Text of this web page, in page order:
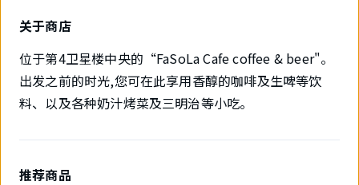
关于商店
位于第4卫星楼中央的“FaSoLa Cafe coffee & beer"。
出发之前的时光,您可在此享用香醇的咖啡及生啤等饮
料、以及各种奶汁烤菜及三明治等小吃。
推荐商品